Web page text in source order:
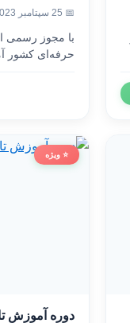
📅 25 سپتامبر 2023
با مجوز رسمی
حرفه‌ای کشور
⭐ ویژه
دوره آموزش